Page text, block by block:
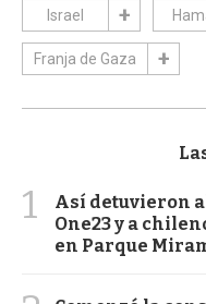
Israel
Franja de Gaza
1
Así detuvieron
One23 y a
en Parque